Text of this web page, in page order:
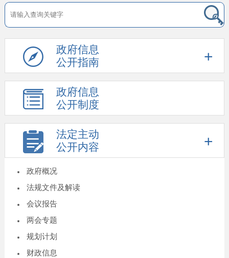
政府信息
公开指南
政府信息
公开制度
法定主动
公开内容
政府概况
法规文件及解读
会议报告
两会专题
规划计划
财政信息